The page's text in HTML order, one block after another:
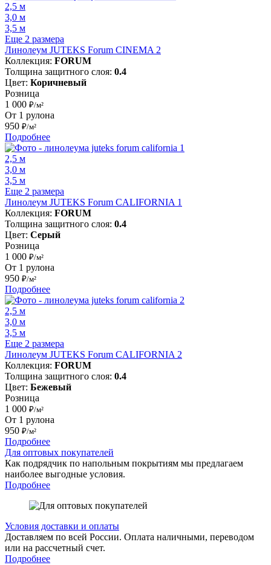
2,5 м
3,0 м
3,5 м
Еще 2 размера
Линолеум JUTEKS Forum CINEMA 2
Коллекция: FORUM
Толщина защитного слоя: 0.4
Цвет: Коричневый
Розница
1 000 ₽/м²
От 1 рулона
950 ₽/м²
Подробнее
2,5 м
3,0 м
3,5 м
Еще 2 размера
Линолеум JUTEKS Forum CALIFORNIA 1
Коллекция: FORUM
Толщина защитного слоя: 0.4
Цвет: Серый
Розница
1 000 ₽/м²
От 1 рулона
950 ₽/м²
Подробнее
2,5 м
3,0 м
3,5 м
Еще 2 размера
Линолеум JUTEKS Forum CALIFORNIA 2
Коллекция: FORUM
Толщина защитного слоя: 0.4
Цвет: Бежевый
Розница
1 000 ₽/м²
От 1 рулона
950 ₽/м²
Подробнее
Для оптовых покупателей
Как подрядчик по напольным покрытиям мы предлагаем
наиболее выгодные условия.
Подробнее
Условия доставки и оплаты
Доставляем по всей России. Оплата наличными, переводом
или на рассчетный счет.
Подробнее